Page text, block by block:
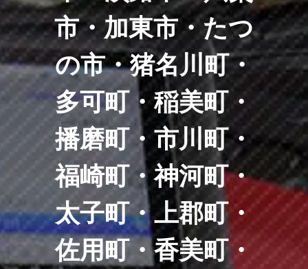
市・加東市・たつ
の市・猪名川町・
多可町・稲美町・
播磨町・市川町・
福崎町・神河町・
太子町・上郡町・
佐用町・香美町・